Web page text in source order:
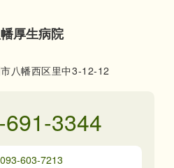
厚生病院
八幡西区里中3-12-12
3344
603-7213